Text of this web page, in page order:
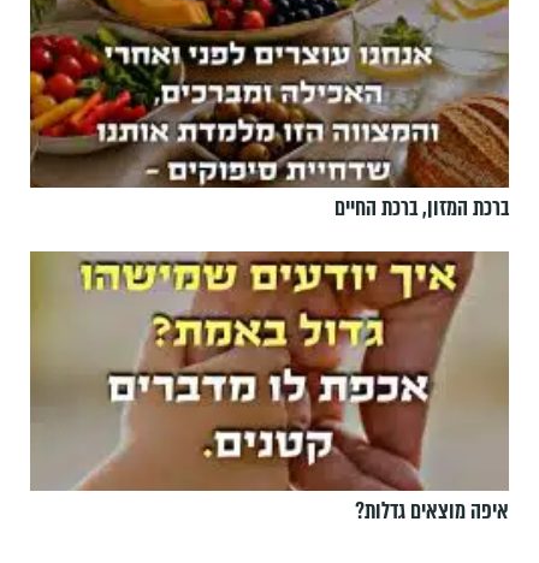
ברכת המזון, ברכת החיים
איפה מוצאים גדלות?